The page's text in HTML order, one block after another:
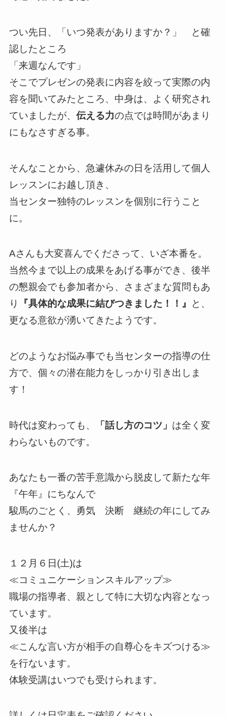
つい先日、「いつ発表がありますか？」 と確
認したところ
「来週なんです」
そこでプレゼンの発表に内容を絞って実際の内
容を聞いてみたところ、中身は、よく研究され
ていましたが、 伝える力の点では時間があまり
にもなさすぎる事。
そんなことから、急遽休みの日を活用して個人
レッスンにお越し頂き、
当センター独特のレッスンを個別に行うこと
に。
Aさんも大変喜んでくださって、いざ本番を。
当然今まで以上の成果をあげる事ができ、後半
の懇親会でも参加者から、さまざまな質問もあ
り
『具体的な成果に結びつきました！！』
と、
更なる意欲が湧いてきたようです。
どのようなお悩み事でも当センターの指導の仕
方で、個々の潜在能力をしっかり引き出しま
す！
時代は変わっても、 「話し方のコツ」 は全く変
わらないものです。
あなたも一番の苦手意識から脱皮して新たな年
『午年』にちなんで
駿馬のごとく、勇気 決断 継続の年にしてみ
ませんか？
１２月６日(土)は
≪コミュニケーションスキルアップ≫
職場の指導者、親として特に大切な内容となっ
ています。
又後半は
≪こんな言い方が相手の自尊心をキズつける≫
を行ないます。
体験受講はいつでも受けられます。